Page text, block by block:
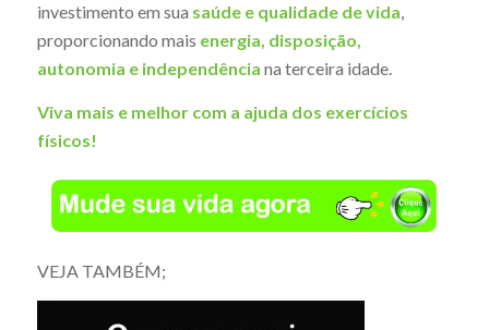
investimento em sua saúde e qualidade de vida,
proporcionando mais energia, disposição,
autonomia e independência na terceira idade.
Viva mais e melhor com a ajuda dos exercícios
físicos!
VEJA TAMBÉM;